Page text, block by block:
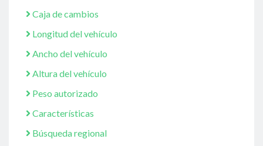
Caja de cambios
Longitud del vehículo
Ancho del vehículo
Altura del vehículo
Peso autorizado
Características
Búsqueda regional